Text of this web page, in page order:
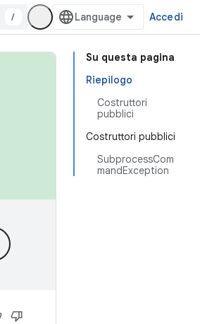
/ Accedi
Su questa pagina
Riepilogo
Costruttori
pubblici
Costruttori pubblici
SubprocessCom
mandException